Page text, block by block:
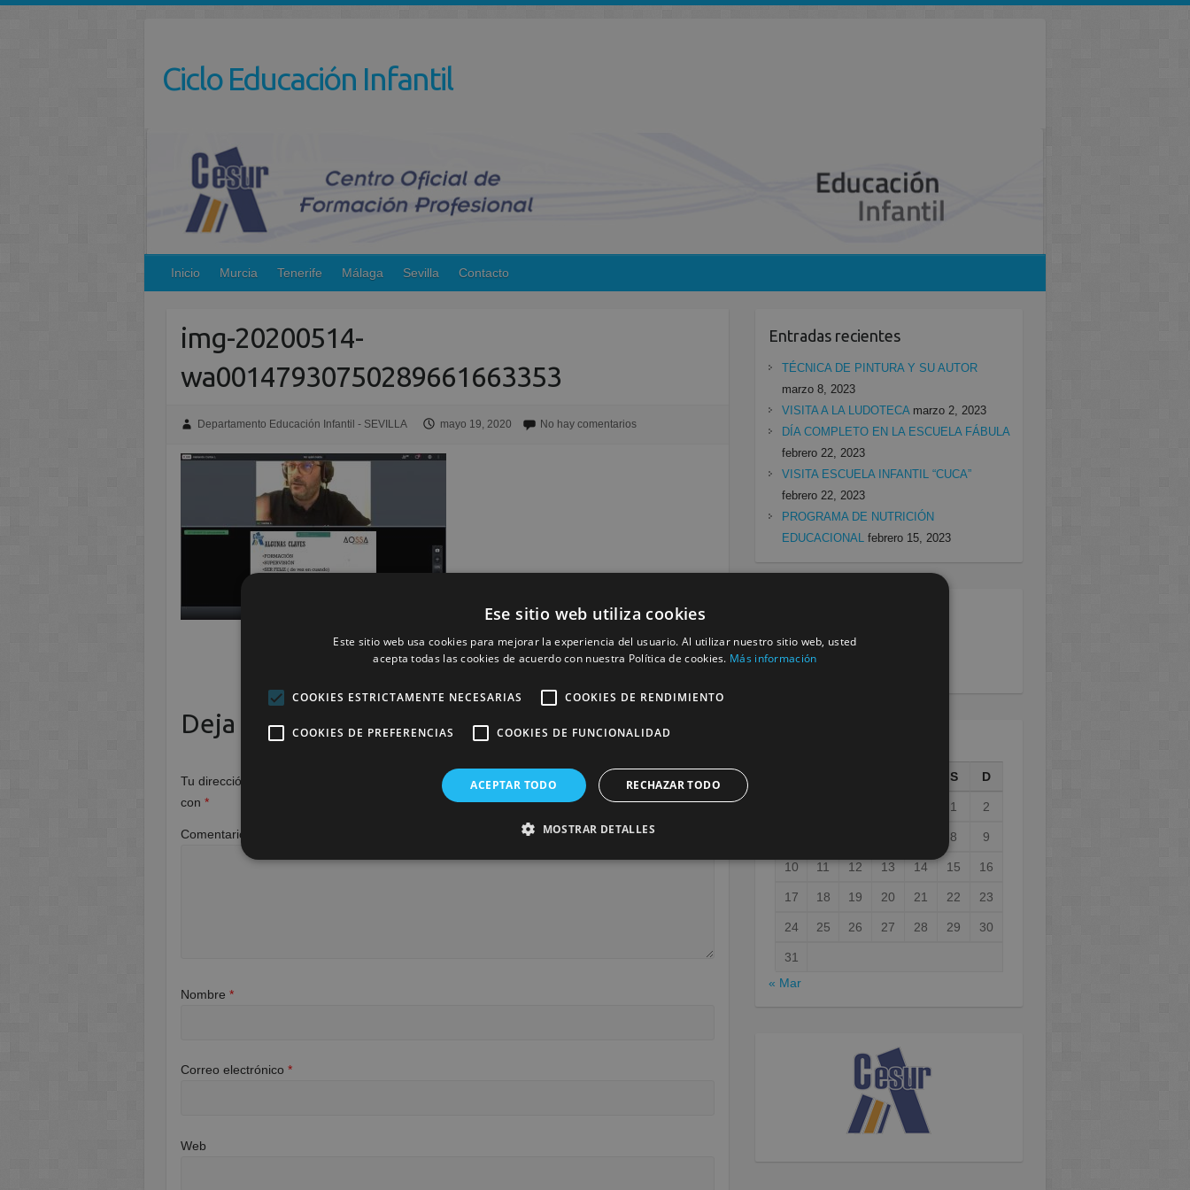
Ciclo Educación Infantil
Inicio Murcia Tenerife Málaga Sevilla Contacto
img-20200514-
wa00147930750289661663353
Departamento Educación Infantil - SEVILLA mayo 19, 2020 No hay comentarios
Siguiente »
Deja una respuesta
Tu dirección de correo electrónico no será publicada. Los campos obligatorios están marcados
con*
Comentario
Nombre*
Correo electrónico*
Web
Entradas recientes
TÉCNICA DE PINTURA Y SU AUTOR
marzo 8, 2023
VISITA A LA LUDOTECA marzo 2, 2023
DÍA COMPLETO EN LA ESCUELA FÁBULA
febrero 22, 2023
VISITA ESCUELA INFANTIL “CUCA”
febrero 22, 2023
PROGRAMA DE NUTRICIÓN
EDUCACIONAL febrero 15, 2023
Murcia(138)
S D
1 2
8 9
10 11 12 13 14 15 16
17 18 19 20 21 22 23
24 25 26 27 28 29 30
31
« Mar
Ese sitio web utiliza cookies
Este sitio web usa cookies para mejorar la experiencia del usuario. Al utilizar nuestro sitio web, usted
acepta todas las cookies de acuerdo con nuestra Política de cookies. Más información
COOKIES ESTRICTAMENTE NECESARIAS COOKIES DE RENDIMIENTO
COOKIES DE PREFERENCIAS COOKIES DE FUNCIONALIDAD
ACEPTAR TODO RECHAZAR TODO
MOSTRAR DETALLES